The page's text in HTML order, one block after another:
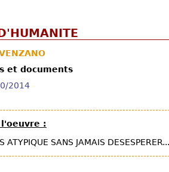
et documents
2014
l'oeuvre :
ATYPIQUE SANS JAMAIS DESESPERER...